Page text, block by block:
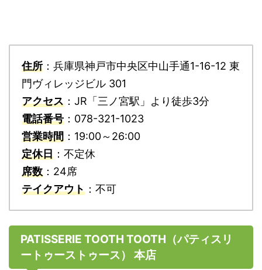
住所 ：兵庫県神戸市中央区中山手通1-16-12 東
門ヴィレッジビル 301
アクセス ：JR「三ノ宮駅」より徒歩3分
電話番号 ：078-321-1023
営業時間 ：19:00～26:00
定休日 ：不定休
席数 ：24席
テイクアウト ：不可
PATISSERIE TOOTH TOOTH（パティスリ
ートゥーストゥース） 本店